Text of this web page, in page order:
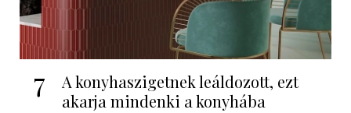
7
A konyhaszigetnek leáldozott, ezt
akarja mindenki a konyhába